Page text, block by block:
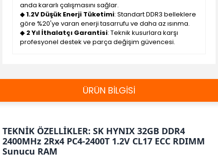
anda kararlı çalışmasını sağlar.
◆1.2V Düşük Enerji Tüketimi: Standart DDR3 belleklere
göre %20'ye varan enerji tasarrufu ve daha az ısınma.
◆ 2 Yıl İthalatçı Garantisi: Teknik kusurlara karşı
profesyonel destek ve parça değişim güvencesi.
ÜRÜN BİLGİSİ
TEKNİK ÖZELLİKLER: SK HYNIX 32GB DDR4
2400MHz 2Rx4 PC4-2400T 1.2V CL17 ECC RDIMM
Sunucu RAM